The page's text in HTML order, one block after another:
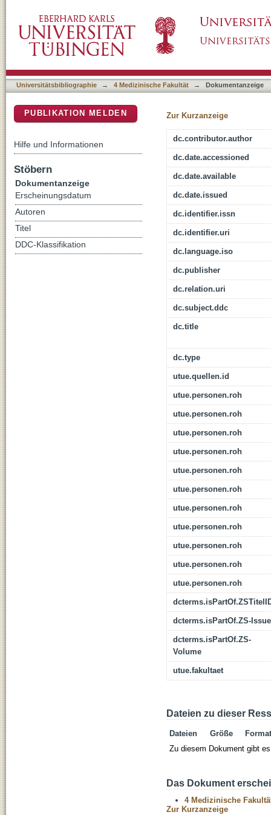
oleylphosphocholine
Universitätsbibliographie → 4 Medizinische Fakultät → Dokumentanzeige
Zur Kurzanzeige
dc.contributor.author
dc.date.accessioned
dc.date.available
dc.date.issued
dc.identifier.issn
dc.identifier.uri
dc.language.iso
dc.publisher
dc.relation.uri
dc.subject.ddc
dc.title
dc.type
utue.quellen.id
utue.personen.roh
utue.personen.roh
utue.personen.roh
utue.personen.roh
utue.personen.roh
utue.personen.roh
utue.personen.roh
utue.personen.roh
utue.personen.roh
utue.personen.roh
utue.personen.roh
dcterms.isPartOf.ZS-Issue
dcterms.isPartOf.ZS-
Volume
utue.fakultaet
Dateien zu dieser
Dateien Größe
Format
Zu diesem Dokument gibt
Das Dokument
4 Medizinische
Zur Kurzanzeige
PUBLIKATION MELDEN
Hilfe und Informationen
Stöbern
Dokumentanzeige
Erscheinungsdatum
Autoren
Titel
DDC-Klassifikation